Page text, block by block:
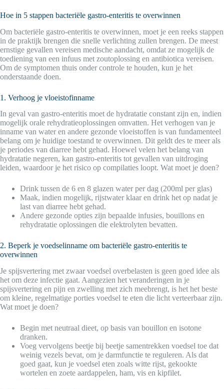
Hoe in 5 stappen bacteriële gastro-enteritis te overwinnen
Om bacteriële gastro-enteritis te overwinnen, moet je een reeks stappen
in de praktijk brengen die snelle verlichting zullen brengen. De meest
ernstige gevallen vereisen medische aandacht, omdat ze mogelijk de
toediening van een infuus met zoutoplossing en antibiotica vereisen.
Om de symptomen thuis onder controle te houden, kun je het
onderstaande doen.
1. Verhoog je vloeistofinname
In geval van gastro-enteritis moet de hydratatie constant zijn en, indien
mogelijk orale rehydratieoplossingen omvatten. Het verhogen van je
inname van water en andere gezonde vloeistoffen is van fundamenteel
belang om je huidige toestand te overwinnen. Dit geldt des te meer als
je periodes van diarree hebt gehad. Hoewel velen het belang van
hydratatie negeren, kan gastro-enteritis tot gevallen van uitdroging
leiden, waardoor je het risico op compilaties loopt. Wat moet je doen?
Drink tussen de 6 en 8 glazen water per dag (200ml per glas)
Maak, indien mogelijk, rijstwater klaar en drink het op nadat je
last van diarree hebt gehad.
Andere gezonde opties zijn bepaalde infusies, bouillons en
rehydratatie oplossingen die elektrolyten bevatten.
2. Beperk je voedselinname om bacteriële gastro-enteritis te
overwinnen
Je spijsvertering met zwaar voedsel overbelasten is geen goed idee als
het om deze infectie gaat. Aangezien het veranderingen in je
spijsvertering en pijn en zwelling met zich meebrengt, is het het beste
om kleine, regelmatige porties voedsel te eten die licht verteerbaar zijn.
Wat moet je doen?
Begin met neutraal dieet, op basis van bouillon en isotone
dranken.
Voeg vervolgens beetje bij beetje samentrekken voedsel toe dat
weinig vezels bevat, om je darmfunctie te reguleren. Als dat
goed gaat, kun je voedsel eten zoals witte rijst, gekookte
wortelen en zoete aardappelen, ham, vis en kipfilet.